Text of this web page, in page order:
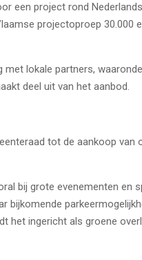
een project rond
projectoproep 30.000
lokale partners,
deel uit van het aanbod.
tot de aankoop van
bij grote evenementen
bijkomende
het ingericht als groene